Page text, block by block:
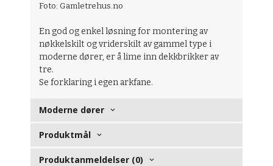
Foto: Gamletrehus.no
En god og enkel løsning for montering av
nøkkelskilt og vriderskilt av gammel type i
moderne dører, er å lime inn dekkbrikker av
tre.
Se forklaring i egen arkfane.
Moderne dører
Produktmål
Produktanmeldelser (0)